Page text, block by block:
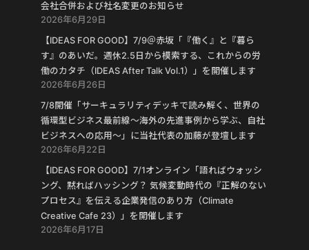
会社合併および社名変更のお知らせ
2026年6月29日
【IDEAS FOR GOOD】7/9＠赤坂「『働く』と『暮ら
す』のあいだ。週休2.5日から模索する、これからの労
働のカタチ（IDEAS After Talk Vol.1）」を開催します
2026年6月26日
7/8開催「サーキュラリティデッキで読み解く、世界の
循環型ビジネス最前線〜海外の先進事例から学ぶ、自社
ビジネスへの応用〜」に当社代表の加藤が登壇します
2026年6月22日
【IDEAS FOR GOOD】7/1オンライン「語ればウォッシ
ング、黙ればハッシング？ 気候変動時代の『正解のない
プロセス』を伝える企業発信のあり方（Climate
Creative Cafe 23）」を開催します
2026年6月17日